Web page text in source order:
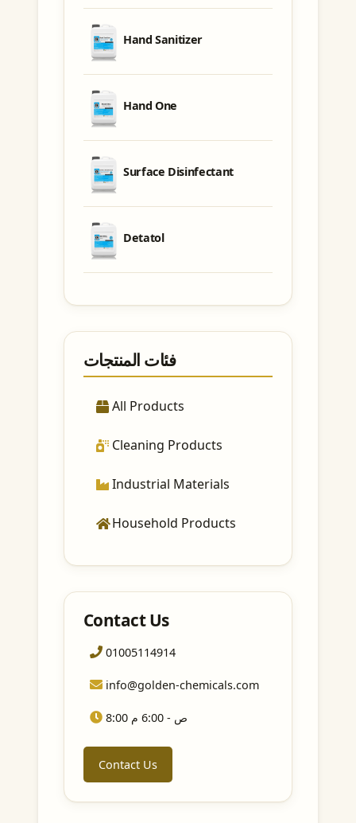
Hand Sanitizer
Hand One
Surface Disinfectant
Detatol
فئات المنتجات
All Products
Cleaning Products
Industrial Materials
Household Products
Contact Us
01005114914
info@golden-chemicals.com
8:00 ص - 6:00 م
Contact Us